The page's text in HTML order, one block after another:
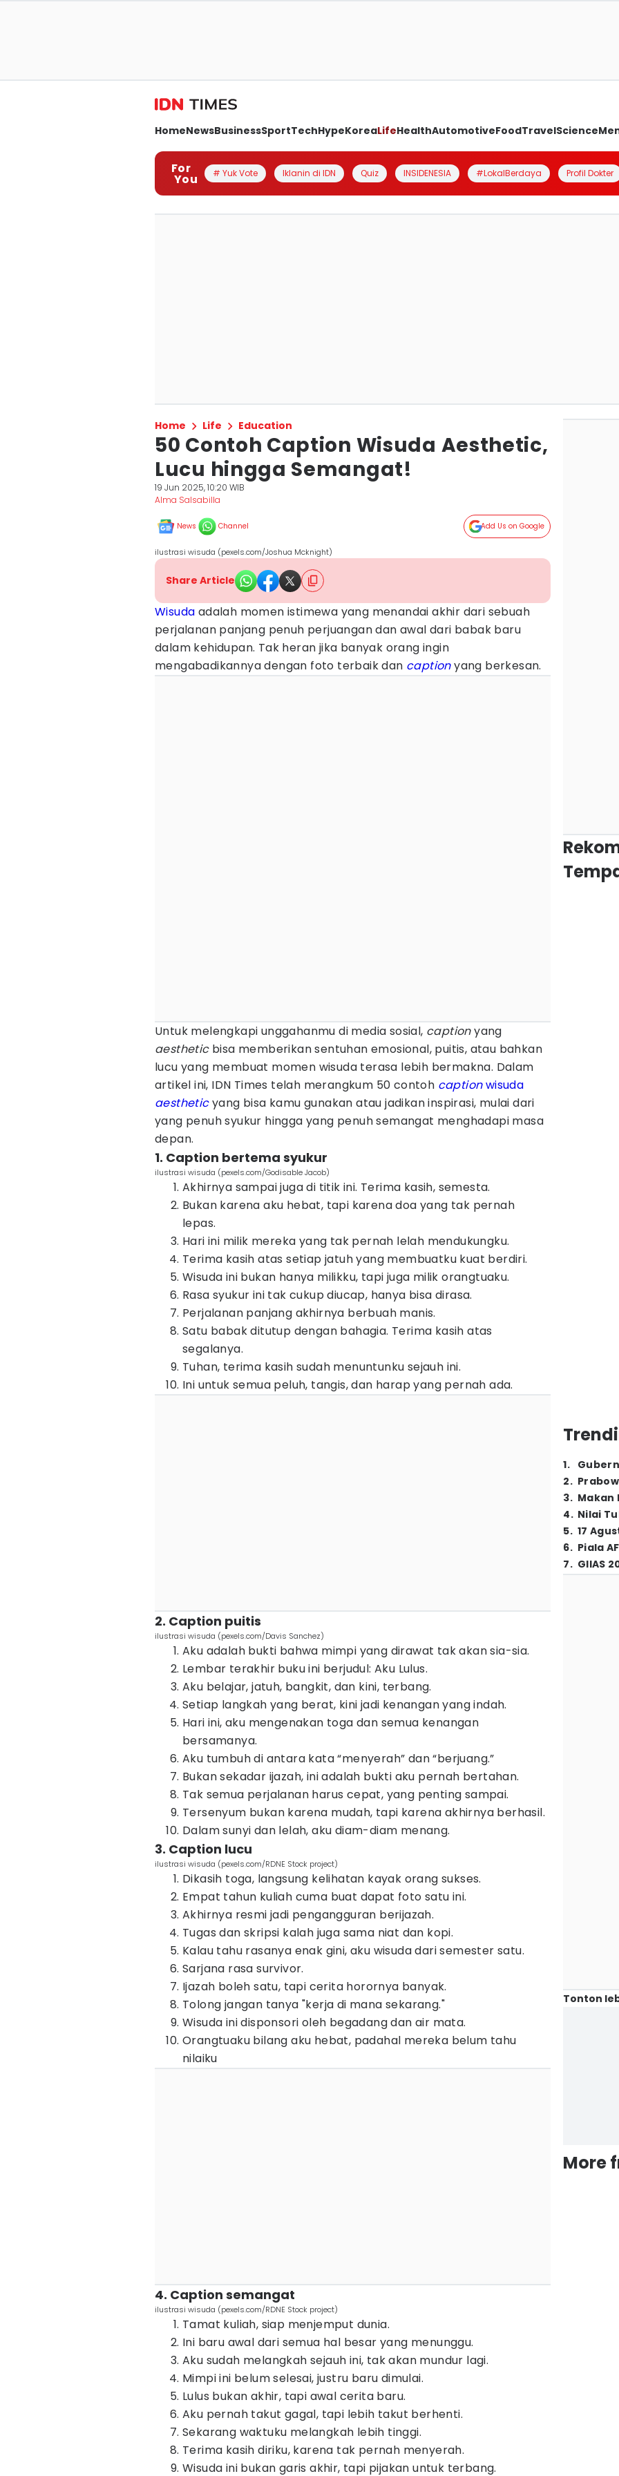
HomeNewsBusinessSportTechHypeKoreaLifeHealthAutomotiveFoodTravelScience
For
You # Yuk Vote Iklanin di IDN Quiz INSIDENESIA #LokalBerdaya Profil Dokter
Home Life Education
50 Contoh Caption Wisuda Aesthetic,
Lucu hingga Semangat!
19 Jun 2025, 10:20 WIB
Alma Salsabilla
News Channel Add Us on Google
ilustrasi wisuda (pexels.com/Joshua Mcknight)
Share Article
Wisuda adalah momen istimewa yang menandai akhir dari sebuah
perjalanan panjang penuh perjuangan dan awal dari babak baru
dalam kehidupan. Tak heran jika banyak orang ingin
mengabadikannya dengan foto terbaik dan captionyang berkesan.
Untuk melengkapi unggahanmu di media sosial, captionyang
aestheticbisa memberikan sentuhan emosional, puitis, atau bahkan
lucu yang membuat momen wisuda terasa lebih bermakna. Dalam
artikel ini, IDN Times telah merangkum 50 contoh captionwisuda
aestheticyang bisa kamu gunakan atau jadikan inspirasi, mulai dari
yang penuh syukur hingga yang penuh semangat menghadapi masa
depan.
1. Caption bertema syukur
ilustrasi wisuda (pexels.com/Godisable Jacob)
Akhirnya sampai juga di titik ini. Terima kasih, semesta.
Bukan karena aku hebat, tapi karena doa yang tak pernah
lepas.
Hari ini milik mereka yang tak pernah lelah mendukungku.
Terima kasih atas setiap jatuh yang membuatku kuat berdiri.
Wisuda ini bukan hanya milikku, tapi juga milik orangtuaku.
Rasa syukur ini tak cukup diucap, hanya bisa dirasa.
Perjalanan panjang akhirnya berbuah manis.
Satu babak ditutup dengan bahagia. Terima kasih atas
segalanya.
Tuhan, terima kasih sudah menuntunku sejauh ini.
Ini untuk semua peluh, tangis, dan harap yang pernah ada.
2. Caption puitis
ilustrasi wisuda (pexels.com/Davis Sanchez)
Aku adalah bukti bahwa mimpi yang dirawat tak akan sia-sia.
Lembar terakhir buku ini berjudul: Aku Lulus.
Aku belajar, jatuh, bangkit, dan kini, terbang.
Setiap langkah yang berat, kini jadi kenangan yang indah.
Hari ini, aku mengenakan toga dan semua kenangan
bersamanya.
Aku tumbuh di antara kata “menyerah” dan “berjuang.”
Bukan sekadar ijazah, ini adalah bukti aku pernah bertahan.
Tak semua perjalanan harus cepat, yang penting sampai.
Tersenyum bukan karena mudah, tapi karena akhirnya berhasil.
Dalam sunyi dan lelah, aku diam-diam menang.
3. Caption lucu
ilustrasi wisuda (pexels.com/RDNE Stock project)
Dikasih toga, langsung kelihatan kayak orang sukses.
Empat tahun kuliah cuma buat dapat foto satu ini.
Akhirnya resmi jadi pengangguran berijazah.
Tugas dan skripsi kalah juga sama niat dan kopi.
Kalau tahu rasanya enak gini, aku wisuda dari semester satu.
Sarjana rasa survivor.
Ijazah boleh satu, tapi cerita horornya banyak.
Tolong jangan tanya "kerja di mana sekarang."
Wisuda ini disponsori oleh begadang dan air mata.
Orangtuaku bilang aku hebat, padahal mereka belum tahu
nilaiku
4. Caption semangat
ilustrasi wisuda (pexels.com/RDNE Stock project)
Tamat kuliah, siap menjemput dunia.
Ini baru awal dari semua hal besar yang menunggu.
Aku sudah melangkah sejauh ini, tak akan mundur lagi.
Mimpi ini belum selesai, justru baru dimulai.
Lulus bukan akhir, tapi awal cerita baru.
Aku pernah takut gagal, tapi lebih takut berhenti.
Sekarang waktuku melangkah lebih tinggi.
Terima kasih diriku, karena tak pernah menyerah.
Wisuda ini bukan garis akhir, tapi pijakan untuk terbang.
1.
2.
3. Makan
4. Nilai
5. 17
6. Piala
7. GIIAS
Tonton
More